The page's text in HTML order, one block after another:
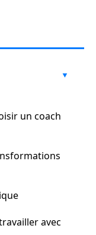
un coach
avec